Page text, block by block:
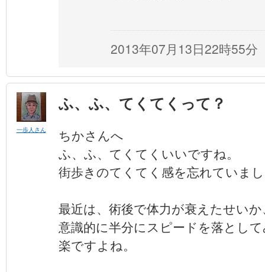
2013年07月13日22時55分
一歩人さん
ふ、ふ、てくてくって？
ちかさんへ
ふ、ふ、てくてくいいですね。
街歩きのてくてく感を忘れていま
最近は、術後で体力が衰えたせい
意識的に半分にスピードを落とし
楽ですよね。